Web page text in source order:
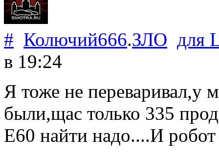
# Колючий666.ЗЛО для
в 19:24
Я тоже не переваривал,у
были,щас только 335
Е60 найти надо....И